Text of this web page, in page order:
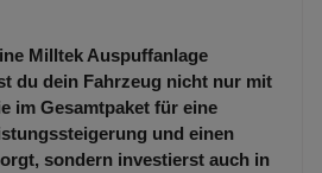
Milltek Auspuffanlage
du dein Fahrzeug nicht nur mit
im Gesamtpaket für eine
und einen
sondern investierst auch in